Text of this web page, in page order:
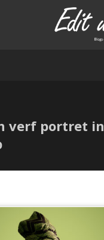
verf portret in